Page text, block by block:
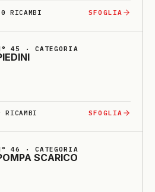
RICAMBI SFOGLIA
45 · CATEGORIA
RICAMBI SFOGLIA
46 · CATEGORIA
SCA­RI­CO